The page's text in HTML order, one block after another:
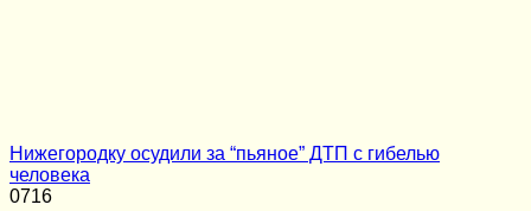
Нижегородку осудили за “пьяное” ДТП с гибелью
человека
0716